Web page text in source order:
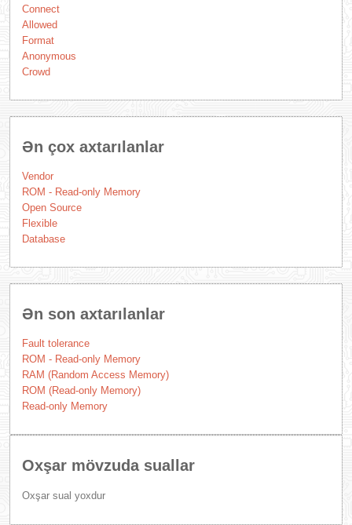
Connect
Allowed
Format
Anonymous
Crowd
Ən çox axtarılanlar
Vendor
ROM - Read-only Memory
Open Source
Flexible
Database
Ən son axtarılanlar
Fault tolerance
ROM - Read-only Memory
RAM (Random Access Memory)
ROM (Read-only Memory)
Read-only Memory
Oxşar mövzuda suallar
Oxşar sual yoxdur